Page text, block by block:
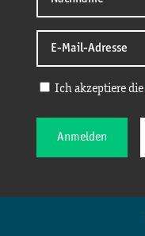
Ich akzeptiere die
Anmelden